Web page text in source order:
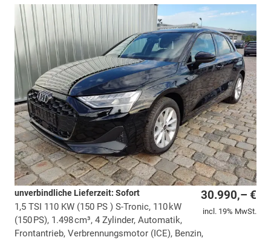
30.990,– €
incl. 19% MwSt.
unverbindliche Lieferzeit: Sofort
1,5 TSI 110 KW (150 PS ) S-Tronic, 110 kW
(150 PS), 1.498 cm³, 4 Zylinder, Automatik,
Frontantrieb, Verbrennungsmotor (ICE), Benzin,